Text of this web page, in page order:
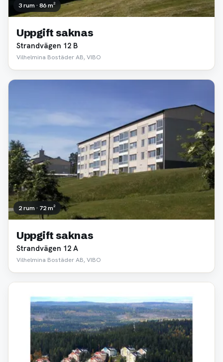
3 rum · 86 m²
Uppgift saknas
Strandvägen 12 B
Vilhelmina Bostäder AB, VIBO
2 rum · 72 m²
Uppgift saknas
Strandvägen 12 A
Vilhelmina Bostäder AB, VIBO